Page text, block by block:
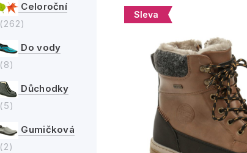
Celoroční
(262)
Do vody
(8)
Důchodky
(5)
Gumičková
(2)
Sleva